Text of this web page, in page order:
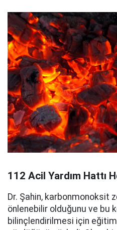
112 Acil Yardım Hattı
Dr. Şahin, karbonmonoksit
önlenebilir olduğunu ve bu
bilinçlendirilmesi için eğitim